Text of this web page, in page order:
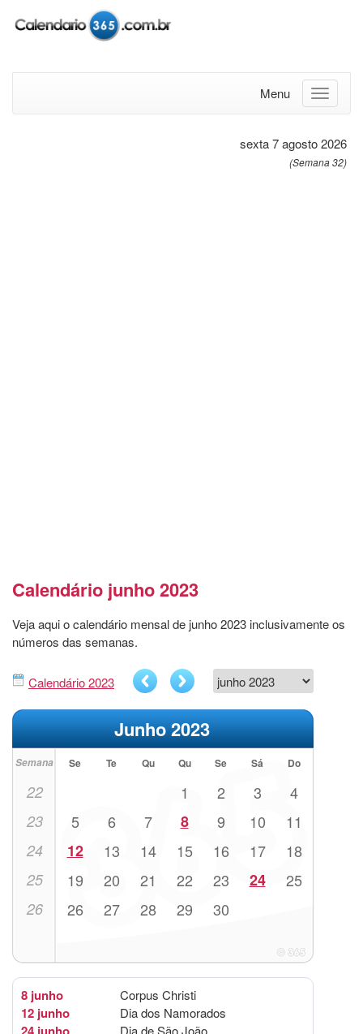
Menu
sexta 7 agosto 2026
(Semana 32)
Calendário junho 2023
Veja aqui o calendário mensal de junho 2023 inclusivamente os
números das semanas.
Calendário 2023
Junho 2023
Semana Se Te Qu Qu Se Sá Do
22 1 2 3 4
23 5 6 7 8 9 10 11
24 12 13 14 15 16 17 18
25 19 20 21 22 23 24 25
26 26 27 28 29 30
8 junho Corpus Christi
12 junho Dia dos Namorados
Dia de São João